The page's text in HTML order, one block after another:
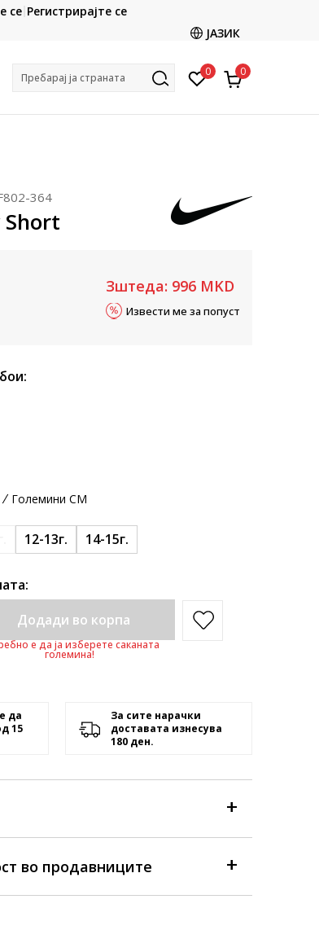
CLICK & COLLECT
online и подигнете во продавницата
се Регистрирајте се
ЈАЗИК
Пребарај ја страната 0 0
364
Short
Зштеда: 996 MKD
Извести ме за попуст
Големини CM
12-13г. 14-15г.
Додади во корпа
е да ја изберете саканата
големина!
да
15
За сите нарачки
доставата изнесува
180 ден.
во продавниците